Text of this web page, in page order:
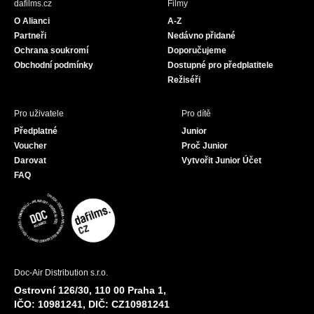
dafilms.cz
O Alianci
Partneři
Ochrana soukromí
Obchodní podmínky
Filmy
A-Z
Nedávno přidané
Doporučujeme
Dostupné pro předplatitele
Režiséři
Pro uživatele
Předplatné
Voucher
Darovat
FAQ
Pro dítě
Junior
Proč Junior
Vytvořit Junior Účet
Doc-Air Distribution s.r.o.
Ostrovní 126/30, 110 00 Praha 1,
IČO: 10981241, DIČ: CZ10981241